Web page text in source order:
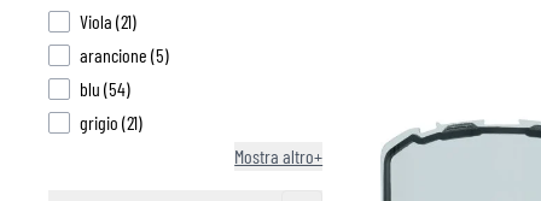
Viola (21products available
)
arancione (5products available
)
blu (54products available
)
grigio (21products available
)
Mostra altro+